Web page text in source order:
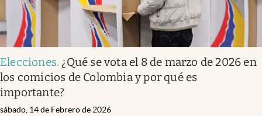
Elecciones. ¿Qué se vota el 8 de marzo de 2026 en
los comicios de Colombia y por qué es
importante?
sábado, 14 de Febrero de 2026